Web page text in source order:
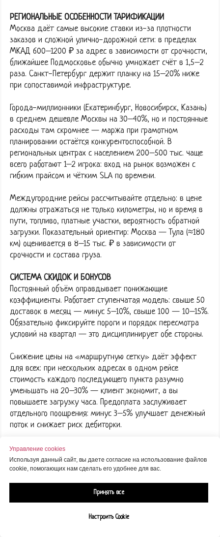
РЕГИОНАЛЬНЫЕ ОСОБЕННОСТИ ТАРИФИКАЦИИ
Москва даёт самые высокие ставки из-за плотности
заказов и сложной улично-дорожной сети: в пределах
МКАД 600–1200 ₽ за адрес в зависимости от срочности,
ближайшее Подмосковье обычно умножает счёт в 1,5–2
раза. Санкт-Петербург держит планку на 15–20% ниже
при сопоставимой инфраструктуре.
Города-миллионники (Екатеринбург, Новосибирск, Казань)
в среднем дешевле Москвы на 30–40%, но и постоянные
расходы там скромнее — маржа при грамотном
планировании остаётся конкурентоспособной. В
региональных центрах с населением 200–500 тыс. чаще
всего работают 1–2 игрока: вход на рынок возможен с
гибким прайсом и чётким SLA по времени.
Междугородние рейсы рассчитывайте отдельно: в цене
должны отражаться не только километры, но и время в
пути, топливо, платные участки, вероятность обратной
загрузки. Показательный ориентир: Москва — Тула (≈180
км) оценивается в 8–15 тыс. ₽ в зависимости от
срочности и состава груза.
СИСТЕМА СКИДОК И БОНУСОВ
Постоянный объём оправдывает понижающие
коэффициенты. Работает ступенчатая модель: свыше 50
доставок в месяц — минус 5–10%, свыше 100 — 10–15%.
Обязательно фиксируйте пороги и порядок пересмотра
условий на квартал — это дисциплинирует обе стороны.
Снижение цены на «маршрутную сетку» даёт эффект
для всех: при нескольких адресах в одном рейсе
стоимость каждого последующего пункта разумно
уменьшать на 20–30% — клиент экономит, а вы
повышаете загрузку часа. Предоплата заслуживает
отдельного поощрения: минус 3–5% улучшает денежный
поток и снижает риск дебиторки.
Сезонные акции помогают выровнять спрос в «тихие»
месяцы. Летние скидки до 15–20% оправданы, если
заранее просчитана себестоимость и сохраняется
целевая маржа. Не опускайте цену «в минус» ради
оборота — лучше предложить пакет из нескольких
адресов или бесплатную услугу упаковки.
Управление cookies
Используя данный сайт, вы даете согласие на использование файлов
cookie, помогающих нам сделать его удобнее для вас.
Принять все
Настроить Cookie